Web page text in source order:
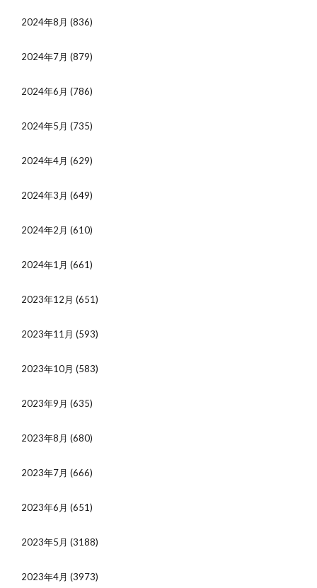
2024年8月 (836)
2024年7月 (879)
2024年6月 (786)
2024年5月 (735)
2024年4月 (629)
2024年3月 (649)
2024年2月 (610)
2024年1月 (661)
2023年12月 (651)
2023年11月 (593)
2023年10月 (583)
2023年9月 (635)
2023年8月 (680)
2023年7月 (666)
2023年6月 (651)
2023年5月 (3188)
2023年4月 (3973)